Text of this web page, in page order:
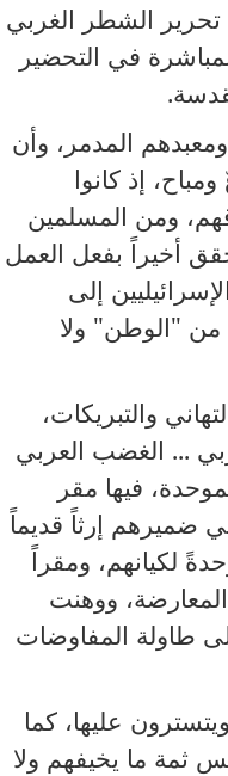
تحرير الشطر الغربي
في التحضير
المدمر، وأن
إذ كانوا
ومن المسلمين
أخيراً بفعل العمل
أن حرب العام 1967 قد أعادت الإسرائيليين إلى
من "الوطن" ولا
والتبريكات،
... الغضب العربي
فيها مقر
ضميرهم إرثاً قديماً
لكيانهم، ومقراً
المعارضة، ووهنت
طاولة المفاوضات
عليها، كما
ثمة ما يخيفهم ولا